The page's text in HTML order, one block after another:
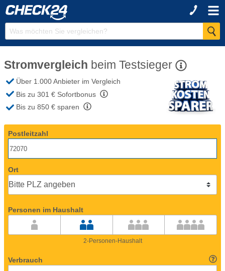
Stromvergleich beim Testsieger
Über 1.000 Anbieter im Vergleich
Bis zu 301 € Sofortbonus
Bis zu 850 € sparen
Postleitzahl
Ort
Personen im Haushalt
2-Personen-Haushalt
Verbrauch